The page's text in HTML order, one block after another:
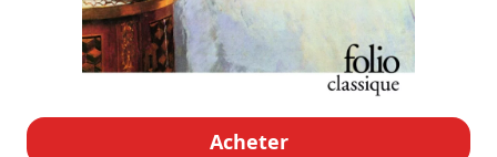
Acheter